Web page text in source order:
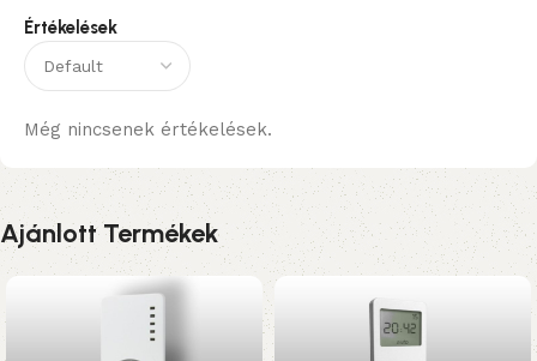
Értékelések
Még nincsenek értékelések.
Ajánlott Termékek